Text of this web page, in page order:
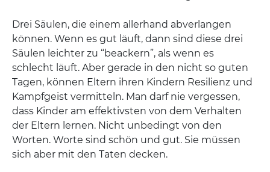
Drei Säulen, die einem allerhand abverlangen
können. Wenn es gut läuft, dann sind diese drei
Säulen leichter zu “beackern”, als wenn es
schlecht läuft. Aber gerade in den nicht so guten
Tagen, können Eltern ihren Kindern Resilienz und
Kampfgeist vermitteln. Man darf nie vergessen,
dass Kinder am effektivsten von dem Verhalten
der Eltern lernen. Nicht unbedingt von den
Worten. Worte sind schön und gut. Sie müssen
sich aber mit den Taten decken.